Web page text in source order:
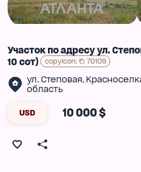
Участок по адресу ул.
10 сот)
copyIcon: 70109
ул. Степовая,
область
USD 10 000 $